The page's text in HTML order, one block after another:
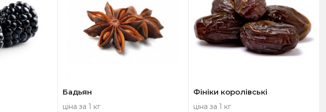
Бадьян
ціна за 1 кг
Фініки королівські
ціна за 1 кг